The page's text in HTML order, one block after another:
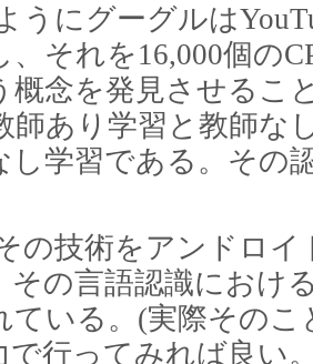
うにグーグルは
、それを16,000個の
概念を発見させるこ
師あり学習と教師な
し学習である。その
の技術をアンドロ
その言語認識におけ
ている。(実際その
で行ってみれば良い